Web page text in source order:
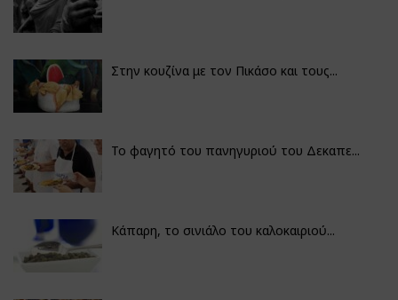
Στην κουζίνα με τον Πικάσο και τους...
Το φαγητό του πανηγυριού του Δεκαπε...
Κάπαρη, το σινιάλο του καλοκαιριού...